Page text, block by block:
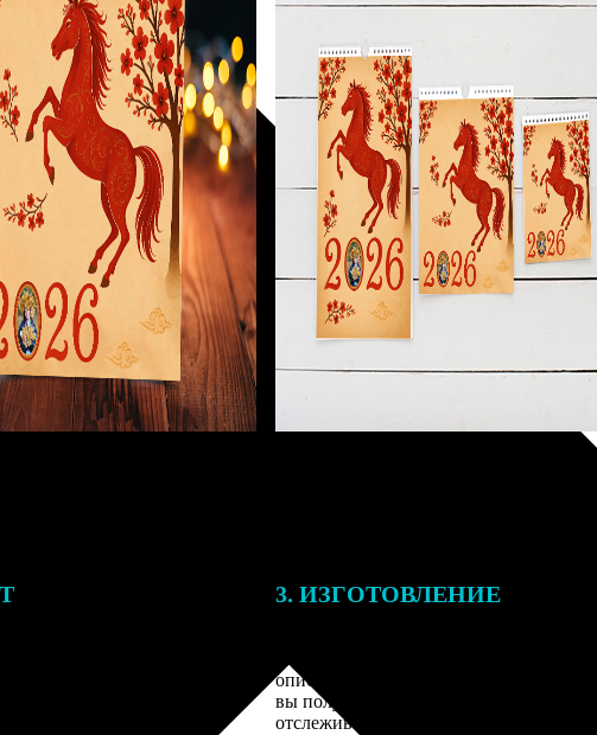
3. ИЗГОТОВЛЕНИЕ
описанием заказа. Когда отправим заказ
вы получите письмо с трек-номером для
отслеживания.